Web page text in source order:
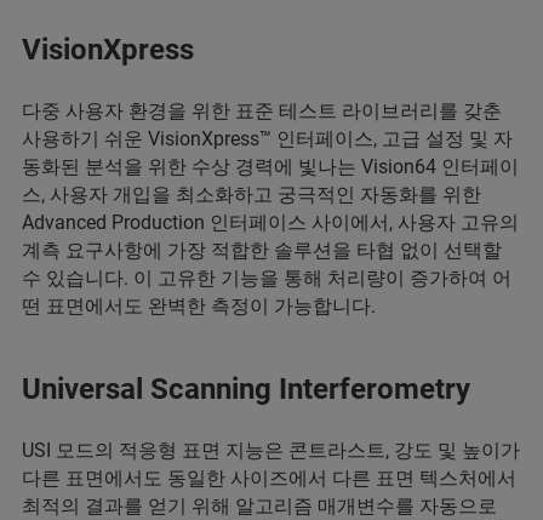
VisionXpress
다중 사용자 환경을 위한 표준 테스트 라이브러리를 갖춘
사용하기 쉬운 VisionXpress™ 인터페이스, 고급 설정 및 자
동화된 분석을 위한 수상 경력에 빛나는 Vision64 인터페이
스, 사용자 개입을 최소화하고 궁극적인 자동화를 위한
Advanced Production 인터페이스 사이에서, 사용자 고유의
계측 요구사항에 가장 적합한 솔루션을 타협 없이 선택할
수 있습니다. 이 고유한 기능을 통해 처리량이 증가하여 어
떤 표면에서도 완벽한 측정이 가능합니다.
Universal Scanning Interferometry
USI 모드의 적응형 표면 지능은 콘트라스트, 강도 및 높이가
다른 표면에서도 동일한 사이즈에서 다른 표면 텍스처에서
최적의 결과를 얻기 위해 알고리즘 매개변수를 자동으로